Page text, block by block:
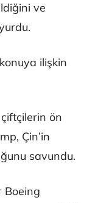
ve
ilişkin
çiftçilerin ön
Çin’in
savundu.
Boeing